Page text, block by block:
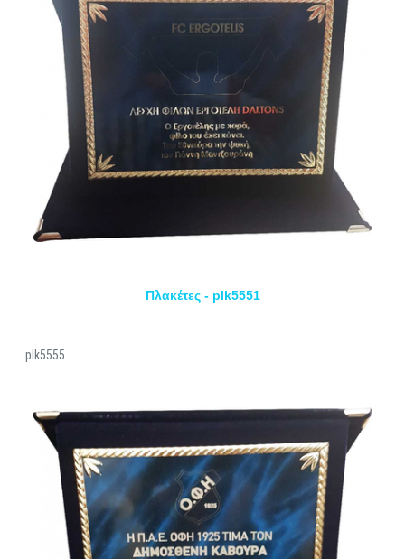
Πλακέτες - plk5551
plk5555